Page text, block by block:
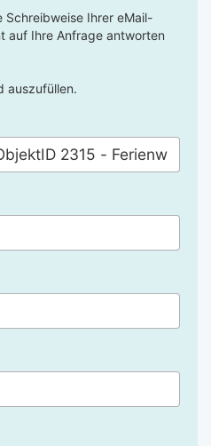
Ihrer eMail-
auf Ihre Anfrage antworten
auszufüllen.